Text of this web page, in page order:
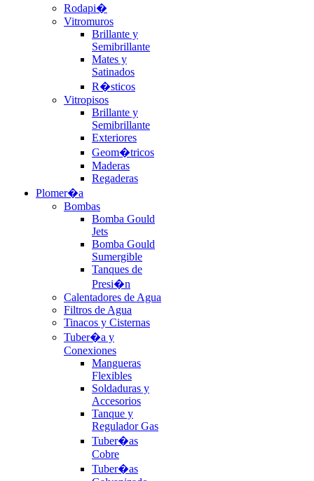
Rodapi�
Vitromuros
Brillante y
Semibrillante
Mates y
Satinados
R�sticos
Vitropisos
Brillante y
Semibrillante
Exteriores
Geom�tricos
Maderas
Regaderas
Plomer�a
Bombas
Bomba Gould
Jets
Bomba Gould
Sumergible
Tanques de
Presi�n
Calentadores de Agua
Filtros de Agua
Tinacos y Cisternas
Tuber�a y
Conexiones
Mangueras
Flexibles
Soldaduras y
Accesorios
Tanque y
Regulador Gas
Tuber�as
Cobre
Tuber�as